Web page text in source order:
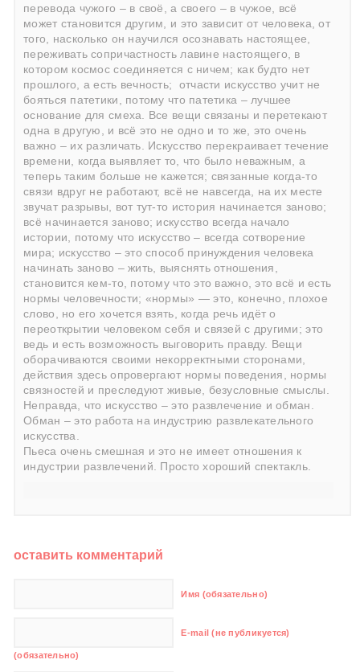
перевода чужого – в своё, а своего – в чужое, всё
может становится другим, и это зависит от человека, от
того, насколько он научился осознавать настоящее,
переживать сопричастность лавине настоящего, в
котором космос соединяется с ничем; как будто нет
прошлого, а есть вечность; отчасти искусство учит не
бояться патетики, потому что патетика – лучшее
основание для смеха. Все вещи связаны и перетекают
одна в другую, и всё это не одно и то же, это очень
важно – их различать. Искусство перекраивает течение
времени, когда выявляет то, что было неважным, а
теперь таким больше не кажется; связанные когда-то
связи вдруг не работают, всё не навсегда, на их месте
звучат разрывы, вот тут-то история начинается заново;
всё начинается заново; искусство всегда начало
истории, потому что искусство – всегда сотворение
мира; искусство – это способ принуждения человека
начинать заново – жить, выяснять отношения,
становится кем-то, потому что это важно, это всё и есть
нормы человечности; «нормы» — это, конечно, плохое
слово, но его хочется взять, когда речь идёт о
переоткрытии человеком себя и связей с другими; это
ведь и есть возможность выговорить правду. Вещи
оборачиваются своими некорректными сторонами,
действия здесь опровергают нормы поведения, нормы
связностей и преследуют живые, безусловные смыслы.
Неправда, что искусство – это развлечение и обман.
Обман – это работа на индустрию развлекательного
искусства.
Пьеса очень смешная и это не имеет отношения к
индустрии развлечений. Просто хороший спектакль.
оставить комментарий
Имя (обязательно)
E-mail (не публикуется)
(обязательно)